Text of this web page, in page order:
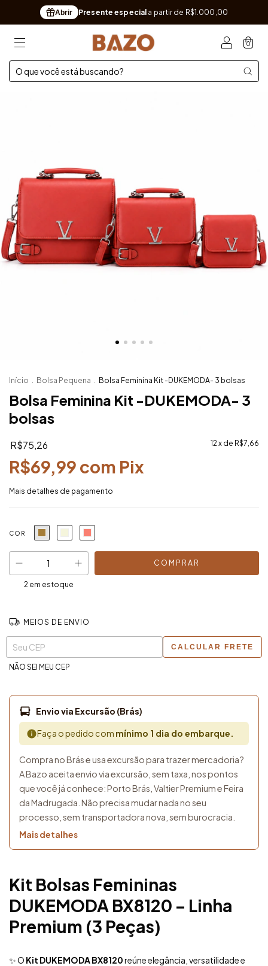
Abrir Presente especial a partir de R$1.000,00
0
Início . Bolsa Pequena . Bolsa Feminina Kit -DUKEMODA- 3 bolsas
Bolsa Feminina Kit -DUKEMODA- 3
bolsas
R$75,26 12x de R$7,66
R$69,99 com Pix
Mais detalhes de pagamento
COR
2em estoque
MEIOS DE ENVIO
Entregas para o CEP:
ALTERAR CEP
CALCULAR FRETE
NÃO SEI MEU CEP
Envio via Excursão (Brás)
Faça o pedido com mínimo 1 dia do embarque.
Compra no Brás e usa excursão para trazer mercadoria?
A Bazo aceita envio via excursão, sem taxa, nos pontos
que você já conhece: Porto Brás, Valtier Premium e Feira
da Madrugada. Não precisa mudar nada no seu
processo, sem transportadora nova, sem burocracia.
Mais detalhes
Kit Bolsas Femininas
DUKEMODA BX8120 – Linha
Premium (3 Peças)
✨ O Kit DUKEMODA BX8120reúne elegância, versatilidade e